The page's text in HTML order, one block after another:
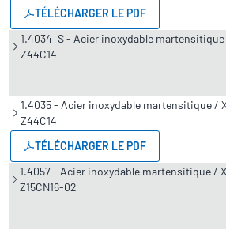
TÉLÉCHARGER LE PDF
1.4034+S - Acier inoxydable
Z44C14
1.4035 - Acier inoxydable martensitique /
Z44C14
TÉLÉCHARGER LE PDF
1.4057 - Acier inoxydable martensitique /
Z15CN16-02